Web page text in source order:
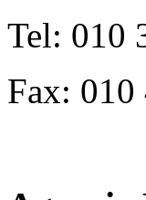
Tel: 010
Fax: 010